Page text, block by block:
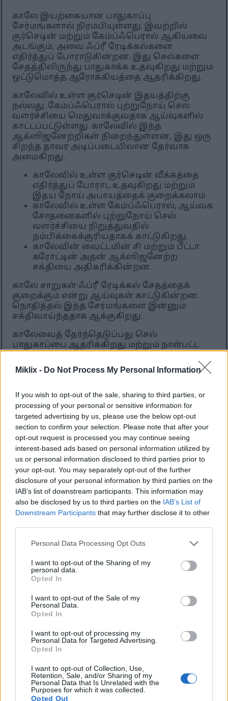
Miklix - Do Not Process My Personal Information
If you wish to opt-out of the sale, sharing to third parties, or
processing of your personal or sensitive information for
targeted advertising by us, please use the below opt-out
section to confirm your selection. Please note that after your
opt-out request is processed you may continue seeing
interest-based ads based on personal information utilized by
us or personal information disclosed to third parties prior to
your opt-out. You may separately opt-out of the further
disclosure of your personal information by third parties on the
IAB’s list of downstream participants. This information may
also be disclosed by us to third parties on the IAB’s List of
Downstream Participants that may further disclose it to other
Please note that this website/app uses one or more Google
not limited to your visit or usage behaviour. You may click to
grant or deny consent to Google and its third-party tags to
use your data for below specified purposes in below Google
consent section.
Personal Data Processing Opt Outs
I want to opt-out of the Sharing of my
personal data.
Opted In
I want to opt-out of the Sale of my
Personal Data.
Opted In
I want to opt-out of processing my
Personal Data for Targeted Advertising.
Opted In
I want to opt-out of Collection, Use,
Retention, Sale, and/or Sharing of my
Personal Data that Is Unrelated with the
Purposes for which it was collected.
Opted Out
காலே இயற்கையான பாதுகாப்பு
சேர்மங்களால் நிரம்பியுள்ளது. இவற்றில்
குர்செடின் மற்றும் கேம்ப்ஃபெரால் ஆகியவை
அடங்கும், அவை ஃப்ரீ ரேடிக்கல்களை
எதிர்த்துப் போராடுகின்றன. இது செல்களை
சேதத்திலிருந்து பாதுகாக்க உதவுகிறது மற்றும்
ஒட்டுமொத்த ஆரோக்கியத்தை ஆதரிக்கிறது.
காலேவில் உள்ள குர்செடின் இதயத்திற்கு
நல்லது. கேம்ப்ஃபெரால் புற்றுநோய் செல்
வளர்ச்சியை மெதுவாக்குவதாக ஆய்வுகளில்
காட்டப்பட்டுள்ளது. காலேவில் இந்த
ஆக்ஸிஜனேற்றிகள் நிறைந்துள்ளன, இது ஒரு
சிறந்த தாவர அடிப்படையிலான தேர்வாக
அமைகிறது.
காலேவில் உள்ள குர்செடின் வீக்கத்தை
எதிர்த்துப் போராட உதவுகிறது மற்றும்
இதய நோய் அபாயத்தைக் குறைக்கலாம்.
காலேவில் உள்ள கேம்ப்ஃபெரால், ஆய்வக
சோதனைகளில் புற்றுநோய் செல்
வளர்ச்சியை நிறுத்துவதில்
நம்பிக்கைக்குரியதாகக் காட்டுகிறது.
காலேவின் வைட்டமின் சி மற்றும் பீட்டா
கரோட்டின் அதன் ஆக்ஸிஜனேற்ற
சக்தியை அதிகரிக்கின்றன.
காலே சாறுகள் ஃப்ரீ ரேடிக்கல் சேதத்தைக்
குறைக்கும் என்று ஆய்வுகள் காட்டுகின்றன.
நொதித்தல் இந்த சேர்மங்களை இன்னும்
சக்திவாய்ந்ததாக ஆக்குகிறது.
காலேவைத் தேர்ந்தெடுப்பது செல்
பாதுகாப்பை ஆதரிக்கிறது மற்றும் நாள்பட்ட
வளமான ஆக்ஸிஜனேற்ற பண்புகள்
ஆரோக்கியமான உணவுக்கு சிறந்த தேர்வாக
காலே இதய
ஆரோக்கியத்தை எவ்வாறு
ஆதரிக்கிறது
இதய ஆரோக்கியத்திற்கு கேல் ஒரு சிறந்த
தேர்வாகும். இது அதிக கொழுப்பு மற்றும்
இரத்த அழுத்தத்தை குறிவைக்கிறது, இது
முக்கிய ஆபத்து காரணிகள். கேல் தொடர்ந்து
சாப்பிடுவது குடலில் பித்த அமிலங்களை
பிணைப்பதன் மூலம் எல்டிஎல் கொழுப்பைக்
குறைக்கும்.
வளர்சிதை மாற்ற நோய்க்குறி உள்ள 149
பேரிடம் நடத்தப்பட்ட ஆய்வில், கேல் பவுடர் 8
வாரங்களில் எல்டிஎல் கொழுப்பையும் இரத்த
கண்டறியப்பட்டது. 14 கிராம் பவுடர் போன்ற
ஒரு சிறிய அளவு கூட பலனைத் தருகிறது.
கேல் வேகவைப்பது அதை இன்னும்
பயனுள்ளதாக மாற்றுகிறது.
காலேவின் பொட்டாசியம் இரத்த
சமநிலைப்படுத்த உதவுகிறது. அதன்
நார்ச்சத்து மற்றும் ஆக்ஸிஜனேற்றிகளும்
உதவுகின்றன. வைட்டமின் கே, வைட்டமின் சி